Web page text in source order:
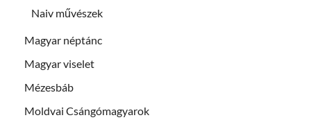
Naiv művészek
Magyar néptánc
Magyar viselet
Mézesbáb
Moldvai Csángómagyarok